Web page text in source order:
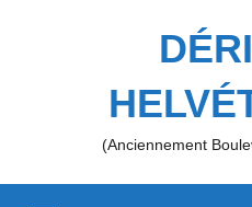
(Anciennement